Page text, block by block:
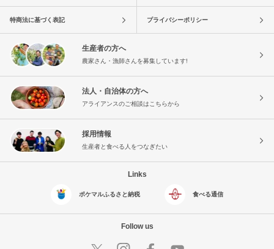
特商法に基づく表記 プライバシーポリシー
生産者の方へ
農家さん・漁師さんを募集しています!
法人・自治体の方へ
アライアンスのご相談はこちらから
採用情報
生産者と食べる人をつなぎたい
Links
ポケマルふるさと納税 食べる通信
Follow us